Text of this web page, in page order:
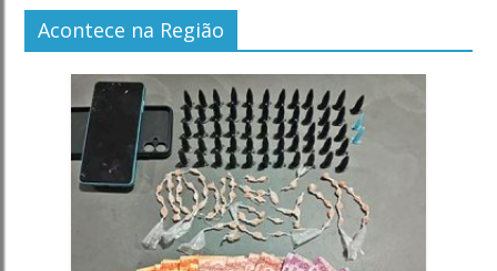
Acontece na Região